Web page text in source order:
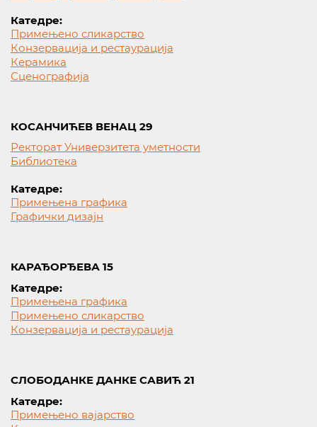
Катедре:
Примењено сликарство
Конзервација и рестаурација
Керамика
Сценографија
КОСАНЧИЋЕВ ВЕНАЦ 29
Ректорат Универзитета уметности
Библиотека
Катедре:
Примењена графика
Графички дизајн
КАРАЂОРЂЕВА 15
Катедре:
Примењена графика
Примењено сликарство
Конзервација и рестаурација
СЛОБОДАНКЕ ДАНКЕ САВИЋ 21
Катедре:
Примењено вајарство